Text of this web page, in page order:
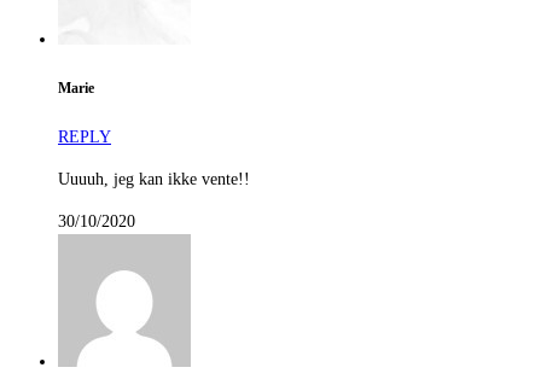
Marie
REPLY
Uuuuh, jeg kan ikke vente!!
30/10/2020